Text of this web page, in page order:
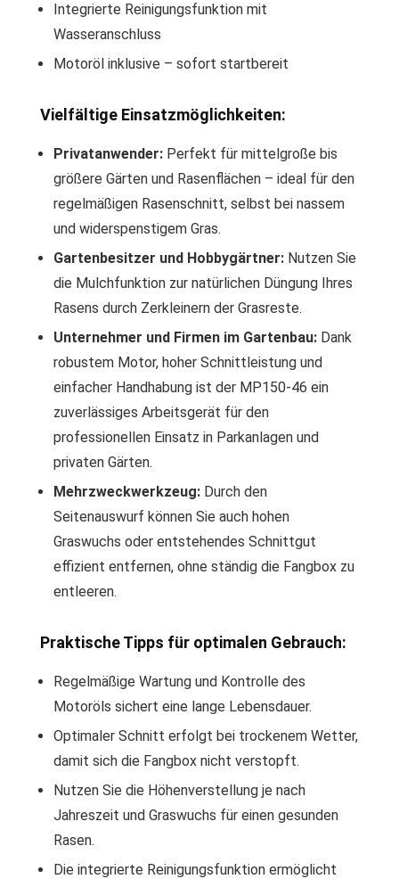
Integrierte Reinigungsfunktion mit
Wasseranschluss
Motoröl inklusive – sofort startbereit
Vielfältige Einsatzmöglichkeiten:
Privatanwender: Perfekt für mittelgroße bis
größere Gärten und Rasenflächen – ideal für den
regelmäßigen Rasenschnitt, selbst bei nassem
und widerspenstigem Gras.
Gartenbesitzer und Hobbygärtner: Nutzen Sie
die Mulchfunktion zur natürlichen Düngung Ihres
Rasens durch Zerkleinern der Grasreste.
Unternehmer und Firmen im Gartenbau: Dank
robustem Motor, hoher Schnittleistung und
einfacher Handhabung ist der MP150-46 ein
zuverlässiges Arbeitsgerät für den
professionellen Einsatz in Parkanlagen und
privaten Gärten.
Mehrzweckwerkzeug: Durch den
Seitenauswurf können Sie auch hohen
Graswuchs oder entstehendes Schnittgut
effizient entfernen, ohne ständig die Fangbox zu
entleeren.
Praktische Tipps für optimalen Gebrauch:
Regelmäßige Wartung und Kontrolle des
Motoröls sichert eine lange Lebensdauer.
Optimaler Schnitt erfolgt bei trockenem Wetter,
damit sich die Fangbox nicht verstopft.
Nutzen Sie die Höhenverstellung je nach
Jahreszeit und Graswuchs für einen gesunden
Rasen.
Die integrierte Reinigungsfunktion ermöglicht